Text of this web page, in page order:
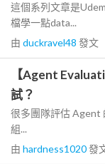
這個系列文章是
檔學一點data...
由 duckravel48 發文
【Agent
試？
很多團隊評估 Agent
組...
由 hardness1020發